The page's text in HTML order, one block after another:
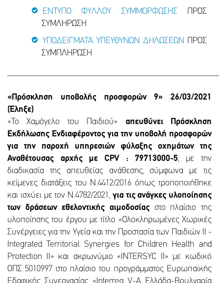
ΕΝΤΥΠΟ ΦΥΛΛΟΥ ΣΥΜΜΟΡΦΩΣΗΣΠΡΟΣ
ΣΥΜΛΗΡΩΣΗ
ΥΠΟΔΕΙΓΜΑΤΑ ΥΠΕΥΘΥΝΩΝ ΔΗΛΩΣΕΩΝ ΠΡΟΣ
ΣΥΜΠΛΗΡΩΣΗ
«Πρόσκληση υποβολής προσφορών 9» 26/03/2021
(Έληξε)
«Το Χαμόγελο του Παιδιού» απευθύνει Πρόσκληση
Εκδήλωσης Ενδιαφέροντος για την υποβολή προσφορών
για την παροχή υπηρεσιών φύλαξης οχημάτων της
Αναθέτουσας αρχής με CPV : 79713000-5, με την
διαδικασία της απευθείας ανάθεσης, σύμφωνα με τις
κείμενες διατάξεις του Ν.4412/2016 όπως τροποποιήθηκε
και ισχύει με τον Ν.4782/2021,για τις ανάγκες υλοποίησης
των δράσεων εθελοντικής αιμοδοσίας στο πλαίσιο της
υλοποίησης του έργου με τίτλο «Ολοκληρωμένες Χωρικές
Συνέργειες για την Υγεία και την Προστασία των Παιδιών II -
Integrated Territorial Synergies for Children Health and
Protection II» και ακρωνύμιο «INTERSYC II» με κωδικό
ΟΠΣ 5010997 στο πλαίσιο του προγράμματος Ευρωπαϊκής